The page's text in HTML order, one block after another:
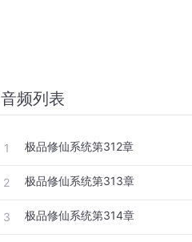
音频列表
1 极品修仙系统第312章
2 极品修仙系统第313章
3 极品修仙系统第314章